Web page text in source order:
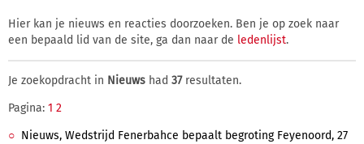
Hier kan je nieuws en reacties doorzoeken. Ben je op zoek naar
een bepaald lid van de site, ga dan naar de ledenlijst.
Je zoekopdracht in Nieuws had 37resultaten.
Pagina: 1 2
Nieuws, Wedstrijd Fenerbahce bepaalt begroting Feyenoord, 27